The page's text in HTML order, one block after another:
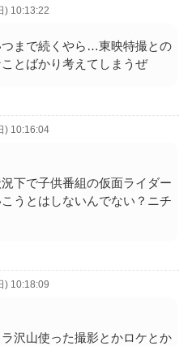
) 10:13:22
まで続くやら…東映特撮との
とばかり考えてしまうぜ
) 10:16:04
下で子供番組の仮面ライダー
うとはしないんでない？ニチ
) 10:18:09
沢山使った撮影とかロケとか